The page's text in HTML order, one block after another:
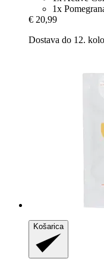
1x
€ 20,99
Dostava do 12.
Košarica